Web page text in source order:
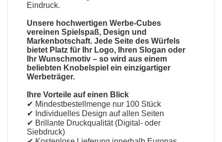
Eindruck.
Unsere hochwertigen Werbe-Cubes
vereinen Spielspaß, Design und
Markenbotschaft. Jede Seite des Würfels
bietet Platz für Ihr Logo, Ihren Slogan oder
Ihr Wunschmotiv – so wird aus einem
beliebten Knobelspiel ein einzigartiger
Werbeträger.
Ihre Vorteile auf einen Blick
✔ Mindestbestellmenge nur 100 Stück
✔ Individuelles Design auf allen Seiten
✔ Brillante Druckqualität (Digital- oder
Siebdruck)